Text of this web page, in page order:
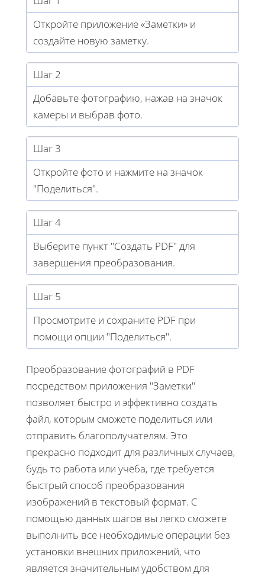
Откройте приложение «Заметки» и
создайте новую заметку.
Шаг 2
Добавьте фотографию, нажав на значок
камеры и выбрав фото.
Шаг 3
Откройте фото и нажмите на значок
"Поделиться".
Шаг 4
Выберите пункт "Создать PDF" для
завершения преобразования.
Шаг 5
Просмотрите и сохраните PDF при
помощи опции "Поделиться".
Преобразование фотографий в PDF
посредством приложения "Заметки"
позволяет быстро и эффективно создать
файл, которым сможете поделиться или
отправить благополучателям. Это
прекрасно подходит для различных случаев,
будь то работа или учёба, где требуется
быстрый способ преобразования
изображений в текстовый формат. С
помощью данных шагов вы легко сможете
выполнить все необходимые операции без
установки внешних приложений, что
является значительным удобством для